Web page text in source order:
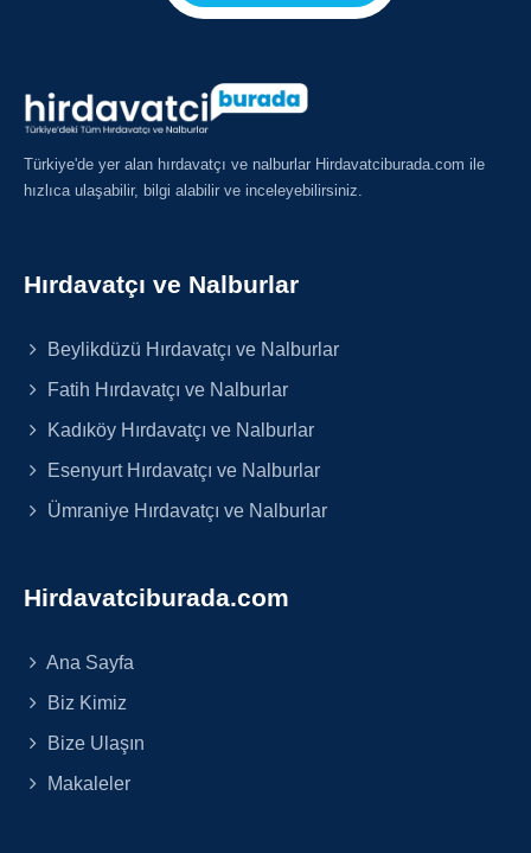
Türkiye'de yer alan hırdavatçı ve nalburlar Hirdavatciburada.com ile
hızlıca ulaşabilir, bilgi alabilir ve inceleyebilirsiniz.
Hırdavatçı ve Nalburlar
Beylikdüzü Hırdavatçı ve Nalburlar
Fatih Hırdavatçı ve Nalburlar
Kadıköy Hırdavatçı ve Nalburlar
Esenyurt Hırdavatçı ve Nalburlar
Ümraniye Hırdavatçı ve Nalburlar
Hirdavatciburada.com
Ana Sayfa
Biz Kimiz
Bize Ulaşın
Makaleler